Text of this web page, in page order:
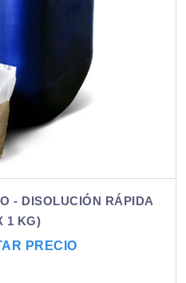
- DISOLUCIÓN RÁPIDA
1 KG)
PRECIO